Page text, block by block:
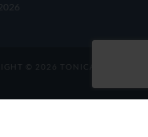
© 2026 TONICA GROUP